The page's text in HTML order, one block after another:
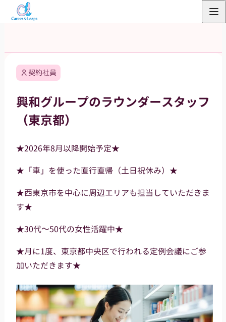
ス
契約社員
興和グループのラウンダースタッフ
（東京都）
★2026年8月以降開始予定★
★「車」を使った直行直帰（土日祝休み）★
★西東京市を中心に周辺エリアも担当していただきま
す★
★30代～50代の女性活躍中★
★月に1度、東京都中央区で行われる定例会議にご参
加いただきます★